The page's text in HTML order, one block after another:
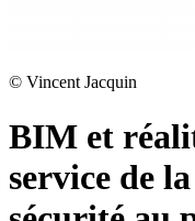
© Vincent Jacquin
BIM et
service de